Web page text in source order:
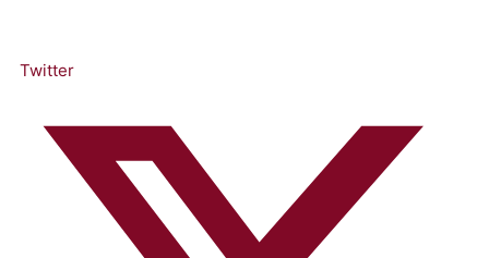
Twitter